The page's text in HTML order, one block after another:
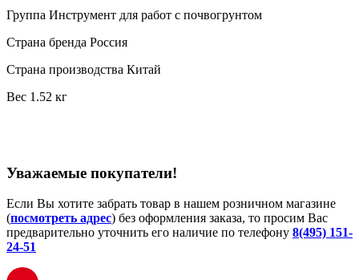
Группа Инструмент для работ с почвогрунтом
Страна бренда Россия
Страна производства Китай
Вес 1.52 кг
Уважаемые покупатели!
Если Вы хотите забрать товар в нашем розничном магазине
(посмотреть адрес) без оформления заказа, то просим Вас
предварительно уточнить его наличие по телефону 8(495) 151-
24-51